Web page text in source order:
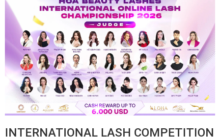
INTERNATIONAL LASH COMPETITION